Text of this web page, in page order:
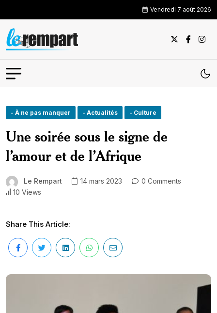
Vendredi 7 août 2026
- À ne pas manquer - Actualités - Culture
Une soirée sous le signe de
l’amour et de l’Afrique
Le Rempart 14 mars 2023
0 Comments
10 Views
Share This Article: